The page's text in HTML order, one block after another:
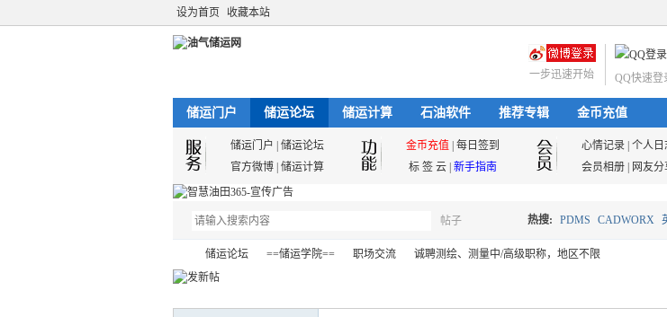
设为首页 收藏本站
QQ快速登
一步迅速开始
储运门户 储运论坛 储运计算 石油软件 推荐专辑 金币充值
储运门户 储运论坛 金币充值 每日签到 心情记录 个人日
官方微博 储运计算 标 签 云 新手指南 会员相册 网友分
帖子
搜
热搜: PDMS CADWORX
油气储运
储运论坛 ==储运学院== 职场交流 诚聘测绘、测量中/高级职称，地区不限